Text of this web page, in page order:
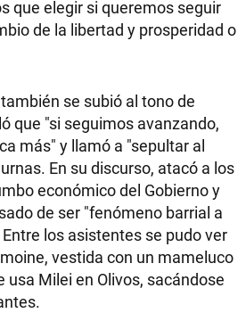
que elegir si queremos seguir
de la libertad y prosperidad o
se subió al tono de
que "si seguimos avanzando,
más" y llamó a "sepultar al
En su discurso, atacó a los
económico del Gobierno y
de ser "fenómeno barrial a
los asistentes se pudo ver
vestida con un mameluco
usa Milei en Olivos, sacándose